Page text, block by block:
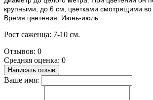
крупными, до 6 см, цветками смотрящими во
Время цветения: Июнь-июль.
Рост саженца: 7-10 см.
Отзывов: 0
Средняя оценка: 0
Написать отзыв
Ваше имя: